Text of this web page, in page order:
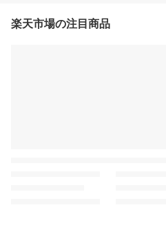
楽天市場の注目商品